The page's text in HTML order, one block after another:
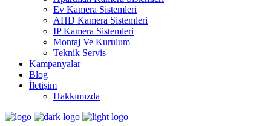
Ev Kamera Sistemleri
AHD Kamera Sistemleri
IP Kamera Sistemleri
Montaj Ve Kurulum
Teknik Servis
Kampanyalar
Blog
İletişim
Hakkımızda